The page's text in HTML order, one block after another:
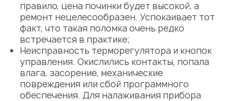
правило, цена починки будет высокой, а
ремонт нецелесообразен. Успокаивает тот
факт, что такая поломка очень редко
встречается в практике;
Неисправность терморегулятора и кнопок
управления. Окислились контакты, попала
влага, засорение, механические
повреждения или сбой программного
обеспечения. Для налаживания прибора